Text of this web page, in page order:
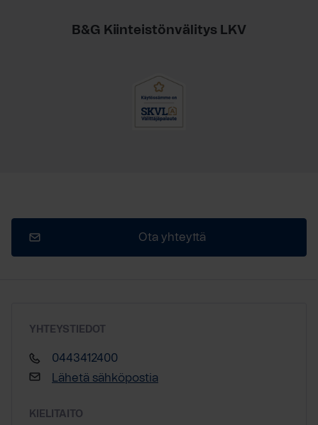
B&G Kiinteistönvälitys LKV
Ota yhteyttä
YHTEYSTIEDOT
0443412400
Lähetä sähköpostia
KIELITAITO